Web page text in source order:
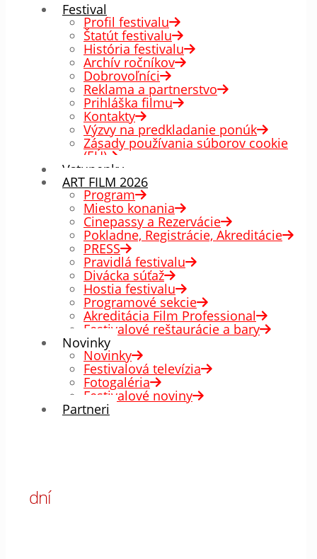
Festival
Profil festivalu
Štatút festivalu
História festivalu
Archív ročníkov
Dobrovoľníci
Reklama a partnerstvo
Prihláška filmu
Kontakty
Výzvy na predkladanie ponúk
Zásady používania súborov cookie
(EÚ)
Vstupenky
ART FILM 2026
Program
Miesto konania
Cinepassy a Rezervácie
Pokladne, Registrácie, Akreditácie
PRESS
Pravidlá festivalu
Divácka súťaž
Hostia festivalu
Programové sekcie
Akreditácia Film Professional
Festivalové reštaurácie a bary
Novinky
Novinky
Festivalová televízia
Fotogaléria
Festivalové noviny
Partneri
dní